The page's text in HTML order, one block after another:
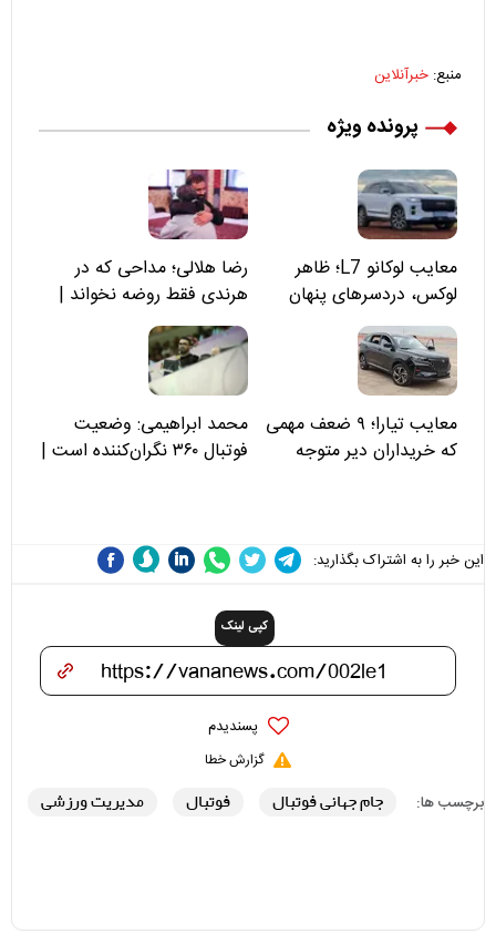
منبع: خبرآنلاین
پرونده ویژه
معایب لوکانو L7؛ ظاهر
لوکس، دردسرهای پنهان
رضا هلالی؛ مداحی که در
هرندی فقط روضه نخواند |
مسئولان «تکیه‌گاه آقا مرتضی
علی(ع)» را جدی‌تر ببینند
معایب تیارا؛ ۹ ضعف مهمی
که خریداران دیر متوجه
محمد ابراهیمی: وضعیت
فوتبال ۳۶۰ نگران‌کننده است |
این خبر را به اشتراک بگذارید:
کپی لینک
پسندیدم
گزارش خطا
برچسب ها: جام جهانی فوتبال فوتبال مدیریت ورزشی